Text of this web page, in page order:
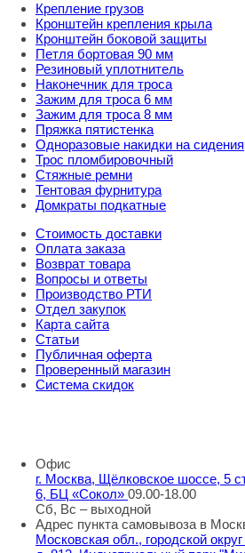
Крепление грузов
Кронштейн крепления крыла
Кронштейн боковой защиты
Петля бортовая 90 мм
Резиновый уплотнитель
Наконечник для троса
Зажим для троса 6 мм
Зажим для троса 8 мм
Пряжка пятистенка
Одноразовые накидки на сидения
Трос пломбировочный
Стяжные ремни
Тентовая фурнитура
Домкраты подкатные
Стоимость доставки
Оплата заказа
Возврат товара
Вопросы и ответы
Производство РТИ
Отдел закупок
Карта сайта
Статьи
Публичная оферта
Проверенный магазин
Система скидок
Офис
г. Москва, Щёлковское шоссе, 5
6, БЦ «Сокол» 09.00-18.00
Сб, Вс – выходной
Адрес пункта самовывоза в
Московская обл., городской